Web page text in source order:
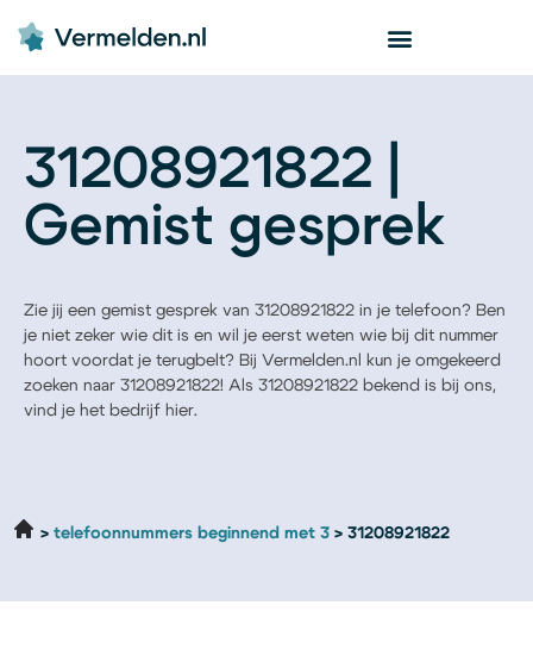
31208921822 |
Gemist gesprek
Zie jij een gemist gesprek van 31208921822 in je telefoon? Ben
je niet zeker wie dit is en wil je eerst weten wie bij dit nummer
hoort voordat je terugbelt? Bij Vermelden.nl kun je omgekeerd
zoeken naar 31208921822! Als 31208921822 bekend is bij ons,
vind je het bedrijf hier.
telefoonnummers beginnend met 3 31208921822